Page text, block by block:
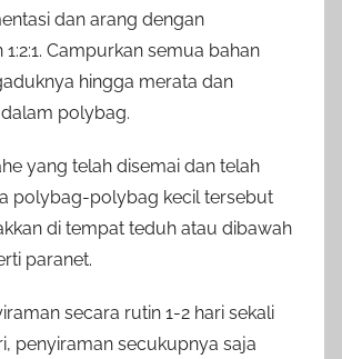
dan arang dengan
Campurkan semua bahan
hingga merata dan
polybag.
yang telah disemai dan telah
polybag-polybag kecil tersebut
di tempat teduh atau dibawah
paranet.
secara rutin 1-2 hari sekali
penyiraman secukupnya saja